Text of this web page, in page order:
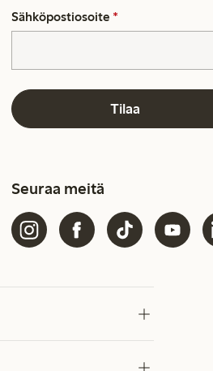
Sähköpostiosoite *
Tilaa
Seuraa meitä